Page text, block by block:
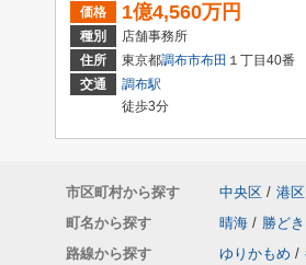
価格 1億4,560万円
種別
店舗事務所
住所
東京都調布市布田 １丁目40番
交通
調布駅
徒歩3分
市区町村から探す 中央区 / 港区
町名から探す
晴海 / 勝どき
路線から探す
ゆりかもめ /